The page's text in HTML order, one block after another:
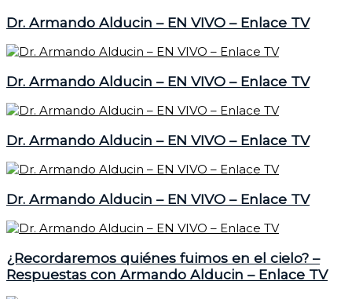
Dr. Armando Alducin – EN VIVO – Enlace TV
Dr. Armando Alducin – EN VIVO – Enlace TV
Dr. Armando Alducin – EN VIVO – Enlace TV
Dr. Armando Alducin – EN VIVO – Enlace TV
¿Recordaremos quiénes fuimos en el cielo? –
Respuestas con Armando Alducin – Enlace TV